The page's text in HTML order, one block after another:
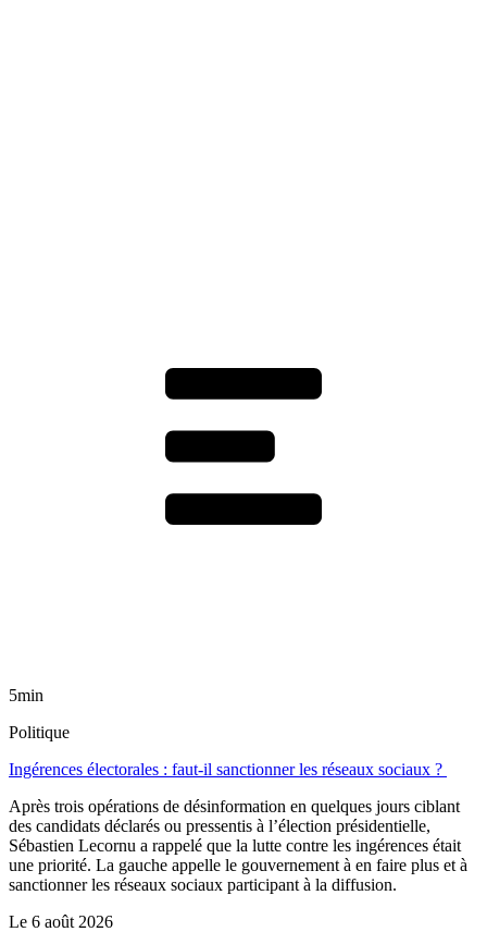
5min
Politique
Ingérences électorales : faut-il sanctionner les réseaux sociaux ?
Après trois opérations de désinformation en quelques jours ciblant
des candidats déclarés ou pressentis à l’élection présidentielle,
Sébastien Lecornu a rappelé que la lutte contre les ingérences était
une priorité. La gauche appelle le gouvernement à en faire plus et à
sanctionner les réseaux sociaux participant à la diffusion.
Le 6 août 2026